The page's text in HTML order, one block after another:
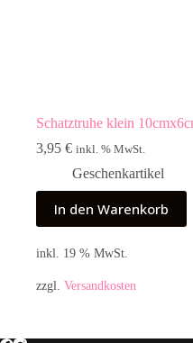
Schatztruhe klein
3,95 € inkl. % MwSt.
Geschenkartikel
In den Warenkorb
inkl. 19 % MwSt.
zzgl. Versandkosten